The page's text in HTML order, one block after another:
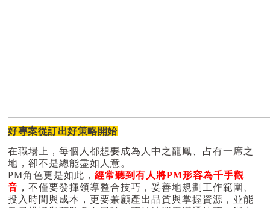
好專案從訂出好策略開始
在職場上，每個人都想要成為人中之龍鳳、占有一席之
地，卻不是總能盡如人意。
PM角色更是如此，經常聽到有人將PM形容為千手觀
音 ，不僅要發揮領導整合技巧，妥善地規劃工作範圍、
投入時間與成本，更要兼顧產出品質與掌握資源，並能